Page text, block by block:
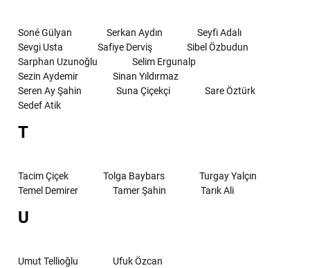
Soné Gülyan Serkan Aydın
Seyfi Adalı
Sevgi Usta
Safiye Derviş
Sibel Özbudun
Sarphan Uzunoğlu
Selim Ergunalp
Sezin Aydemir
Sinan Yıldırmaz
Seren Ay Şahin
Suna Çiçekçi
Sare Öztürk
Sedef Atik
T
Tacim Çiçek Tolga Baybars
Turgay Yalçın
Temel Demirer
Tamer Şahin Tarık Ali
U
Umut Tellioğlu Ufuk Özcan